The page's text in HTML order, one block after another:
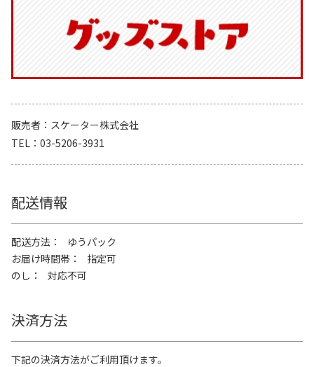
販売者
スケーター株式会社
TEL
03-5206-3931
配送情報
配送方法
ゆうパック
お届け時間帯
指定可
のし
対応不可
決済方法
下記の決済方法がご利用頂けます。